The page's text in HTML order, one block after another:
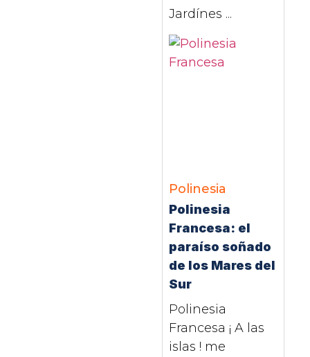
Jardínes ...
Polinesia
Polinesia
Francesa: el
paraíso soñado
de los Mares del
Sur
Polinesia
Francesa ¡ A las
islas ! me